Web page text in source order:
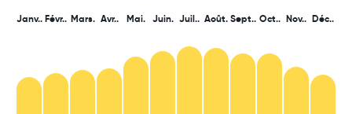
Janv.. Févr.. Mars. Avr.. Mai. Juin. Juil.. Août. Sept.. Oct.. Nov.. Déc..